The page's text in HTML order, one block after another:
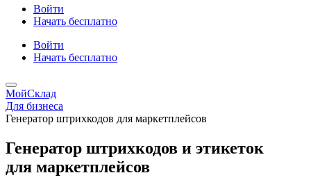
Войти
Начать бесплатно
Войти
Начать бесплатно
МойСклад
Для бизнеса
Генератор штрихкодов для маркетплейсов
Генератор штрихкодов и этикеток
для маркетплейсов